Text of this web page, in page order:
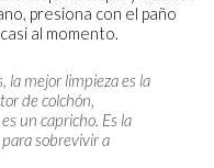
presiona con el paño
al momento.
la mejor limpieza es la
de colchón,
un capricho. Es la
sobrevivir a